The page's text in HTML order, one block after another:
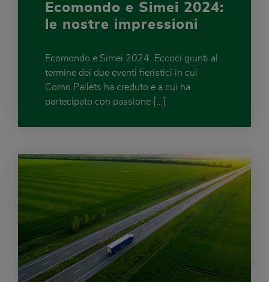
Ecomondo e Simei 2024:
le nostre impressioni
Ecomondo e Simei 2024. Eccoci giunti al
termine dei due eventi fieristici in cui
Corno Pallets ha creduto e a cui ha
partecipato con passione […]